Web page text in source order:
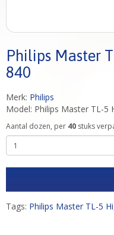
Philips Master
840
Merk: Philips
Model: Philips Master TL-5
Aantal dozen, per 40 stuks
Tags: Philips Master TL-5